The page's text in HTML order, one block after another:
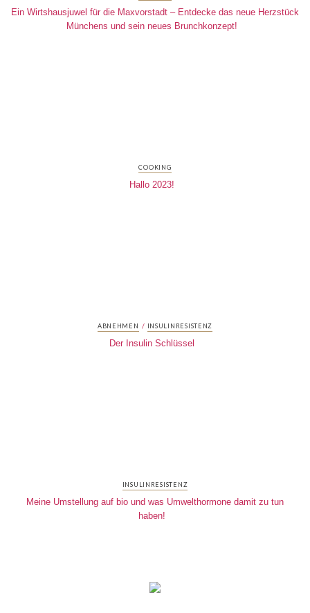
Ein Wirtshausjuwel für die Maxvorstadt – Entdecke das neue Herzstück
Münchens und sein neues Brunchkonzept!
COOKING
Hallo 2023!
ABNEHMEN / INSULINRESISTENZ
Der Insulin Schlüssel
INSULINRESISTENZ
Meine Umstellung auf bio und was Umwelthormone damit zu tun
haben!